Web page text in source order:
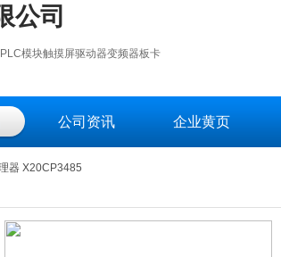
公司
模块触摸屏驱动器变频器板卡
公司资讯 企业黄页
器 X20CP3485